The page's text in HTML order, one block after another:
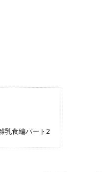
乳食編パート2